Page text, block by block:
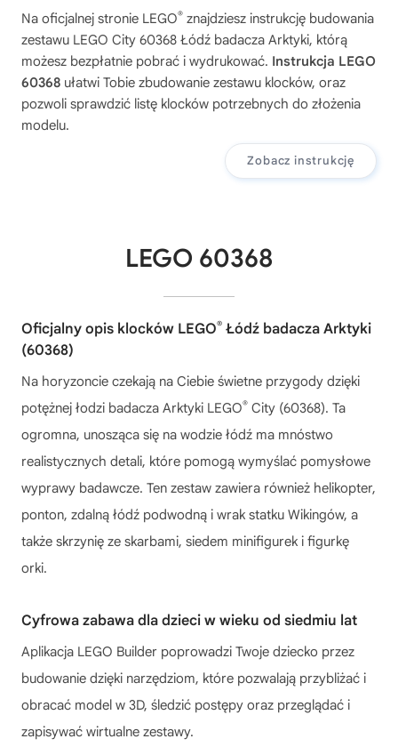
Na oficjalnej stronie LEGO® znajdziesz instrukcję budowania
zestawu LEGO City 60368 Łódź badacza Arktyki, którą
możesz bezpłatnie pobrać i wydrukować. Instrukcja LEGO
60368 ułatwi Tobie zbudowanie zestawu klocków, oraz
pozwoli sprawdzić listę klocków potrzebnych do złożenia
modelu.
Zobacz instrukcję
LEGO 60368
Oficjalny opis klocków LEGO® Łódź badacza Arktyki
(60368)
Na horyzoncie czekają na Ciebie świetne przygody dzięki
potężnej łodzi badacza Arktyki LEGO® City (60368). Ta
ogromna, unosząca się na wodzie łódź ma mnóstwo
realistycznych detali, które pomogą wymyślać pomysłowe
wyprawy badawcze. Ten zestaw zawiera również helikopter,
ponton, zdalną łódź podwodną i wrak statku Wikingów, a
także skrzynię ze skarbami, siedem minifigurek i figurkę
orki.
Cyfrowa zabawa dla dzieci w wieku od siedmiu lat
Aplikacja LEGO Builder poprowadzi Twoje dziecko przez
budowanie dzięki narzędziom, które pozwalają przybliżać i
obracać model w 3D, śledzić postępy oraz przeglądać i
zapisywać wirtualne zestawy.